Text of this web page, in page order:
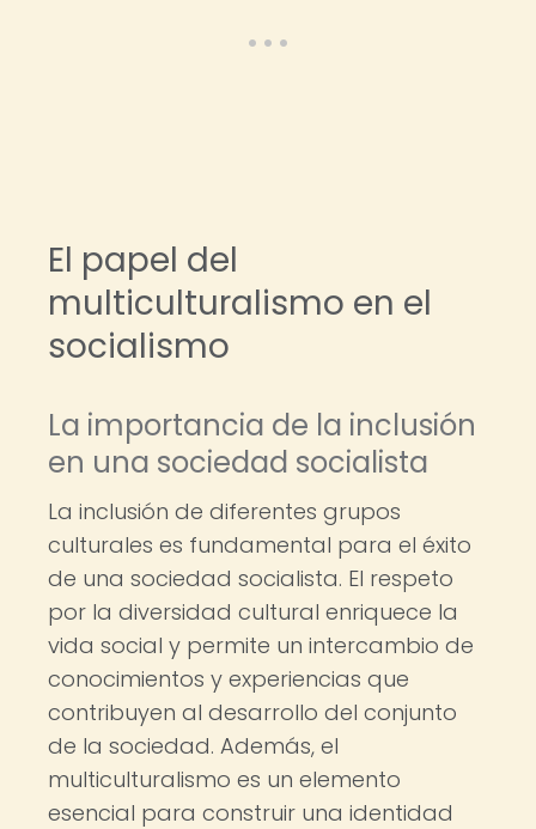
El papel del
multiculturalismo en el
socialismo
La importancia de la inclusión
en una sociedad socialista
La inclusión de diferentes grupos
culturales es fundamental para el éxito
de una sociedad socialista. El respeto
por la diversidad cultural enriquece la
vida social y permite un intercambio de
conocimientos y experiencias que
contribuyen al desarrollo del conjunto
de la sociedad. Además, el
multiculturalismo es un elemento
esencial para construir una identidad